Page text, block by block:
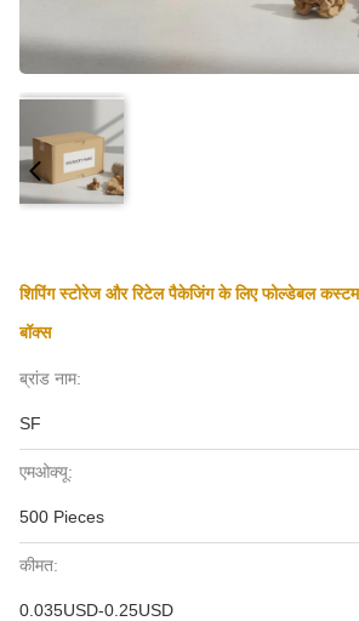
शिपिंग स्टोरेज और रिटेल पैकेजिंग के लिए फोल्डेबल कस्टम
बॉक्स
ब्रांड नाम:
SF
एमओक्यू:
500 Pieces
कीमत:
0.035USD-0.25USD